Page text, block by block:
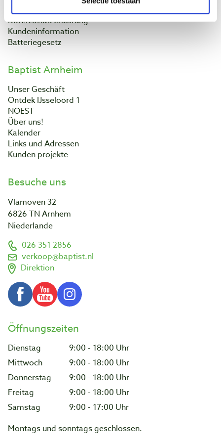
Kontakt
Datenschutzerklärung
Kundeninformation
Batteriegesetz
Baptist Arnheim
Unser Geschäft
Ontdek IJsseloord 1
NOEST
Über uns!
Kalender
Links und Adressen
Kunden projekte
Besuche uns
Vlamoven 32
6826 TN Arnhem
Niederlande
026 351 2856
verkoop@baptist.nl
Direktion
Öffnungszeiten
Dienstag
9:00 - 18:00 Uhr
Mittwoch
9:00 - 18:00 Uhr
Donnerstag
9:00 - 18:00 Uhr
Freitag
9:00 - 18:00 Uhr
Samstag
9:00 - 17:00 Uhr
Montags und sonntags geschlossen.